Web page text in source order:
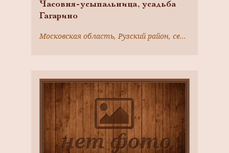
Часовня-усыпальница, усадьба
Гагарино
Московская область, Рузский район, село Никольское